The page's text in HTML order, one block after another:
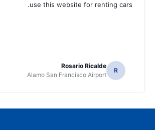
use this website for renting cars.
R
Rosario Ricalde
Alamo San Francisco Airport